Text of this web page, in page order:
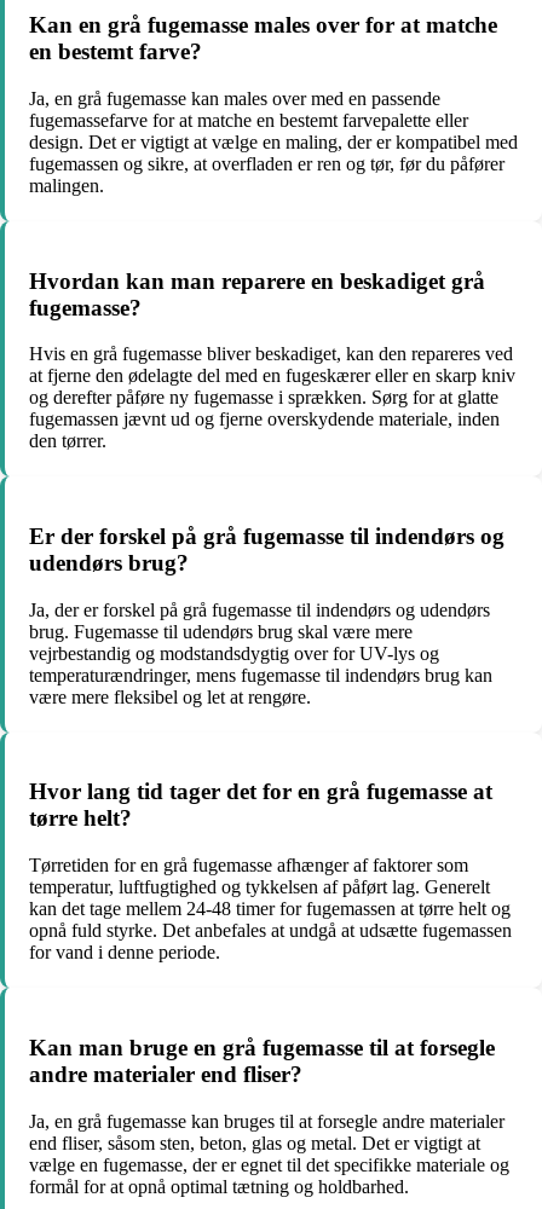
Kan en grå fugemasse males over for at matche
en bestemt farve?
Ja, en grå fugemasse kan males over med en passende
fugemassefarve for at matche en bestemt farvepalette eller
design. Det er vigtigt at vælge en maling, der er kompatibel med
fugemassen og sikre, at overfladen er ren og tør, før du påfører
malingen.
Hvordan kan man reparere en beskadiget grå
fugemasse?
Hvis en grå fugemasse bliver beskadiget, kan den repareres ved
at fjerne den ødelagte del med en fugeskærer eller en skarp kniv
og derefter påføre ny fugemasse i sprækken. Sørg for at glatte
fugemassen jævnt ud og fjerne overskydende materiale, inden
den tørrer.
Er der forskel på grå fugemasse til indendørs og
udendørs brug?
Ja, der er forskel på grå fugemasse til indendørs og udendørs
brug. Fugemasse til udendørs brug skal være mere
vejrbestandig og modstandsdygtig over for UV-lys og
temperaturændringer, mens fugemasse til indendørs brug kan
være mere fleksibel og let at rengøre.
Hvor lang tid tager det for en grå fugemasse at
tørre helt?
Tørretiden for en grå fugemasse afhænger af faktorer som
temperatur, luftfugtighed og tykkelsen af påført lag. Generelt
kan det tage mellem 24-48 timer for fugemassen at tørre helt og
opnå fuld styrke. Det anbefales at undgå at udsætte fugemassen
for vand i denne periode.
Kan man bruge en grå fugemasse til at forsegle
andre materialer end fliser?
Ja, en grå fugemasse kan bruges til at forsegle andre materialer
end fliser, såsom sten, beton, glas og metal. Det er vigtigt at
vælge en fugemasse, der er egnet til det specifikke materiale og
formål for at opnå optimal tætning og holdbarhed.